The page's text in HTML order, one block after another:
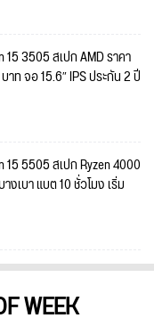
15 3505 สเปก AMD ราคา
าท จอ 15.6″ IPS ประกัน 2 ปี
15 5505 สเปก Ryzen 4000
เบา แบต 10 ชั่วโมง เริ่ม
WEEK